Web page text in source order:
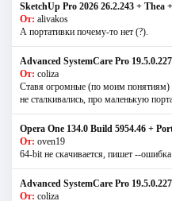
SketchUp Pro 2026 26.2.243 + Thea
От: alivakos
А портативки почему-то нет (?).
Advanced SystemCare Pro 19.5.0.227
От: coliza
Ставя огромные (по моим понятиям)
не сталкивались, про маленькую
Opera One 134.0 Build 5954.46 +
От: oven19
64-bit не скачивается, пишет --ошибка
Advanced SystemCare Pro 19.5.0.227
От: coliza